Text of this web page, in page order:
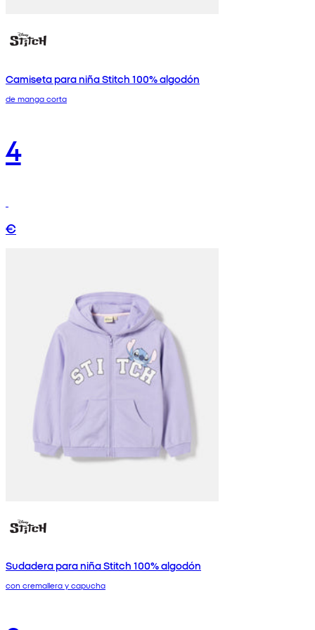
Camiseta para niña Stitch 100% algodón
de manga corta
4
€
Sudadera para niña Stitch 100% algodón
con cremallera y capucha